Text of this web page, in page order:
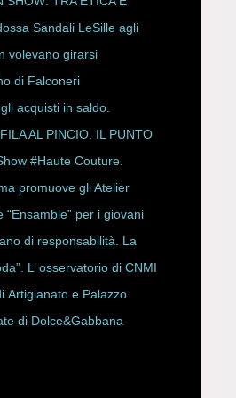
Sandali LeSille agli
volevano girarsi
di Falconeri
acquisti in saldo.
AL PINCIO. IL PUNTO
ONORATO E
#Haute Couture.
promuove gli Atelier
“Ensamble” per i giovani
di responsabilità. La
L’ osservatorio di CNMI
Artigianato e Palazzo
di Dolce&Gabbana